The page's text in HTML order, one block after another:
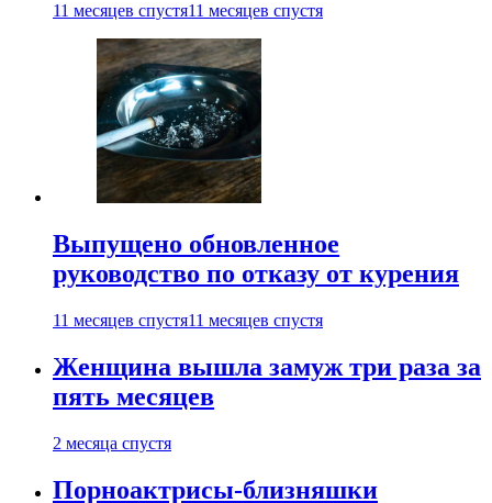
11 месяцев спустя11 месяцев спустя
Выпущено обновленное
руководство по отказу от курения
11 месяцев спустя11 месяцев спустя
Женщина вышла замуж три раза за
пять месяцев
2 месяца спустя
Порноактрисы-близняшки